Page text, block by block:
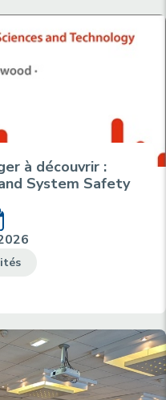
à découvrir :
System Safety